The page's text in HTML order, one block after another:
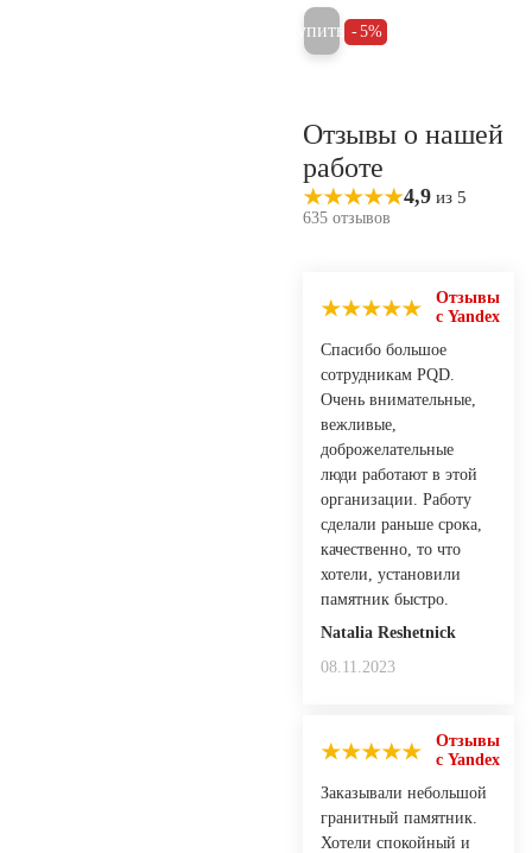
Купить 5%
Отзывы о нашей
работе
4,9 из 5
635 отзывов
Отзывы
с Yandex
Спасибо большое
сотрудникам PQD.
Очень внимательные,
вежливые,
доброжелательные
люди работают в этой
организации. Работу
сделали раньше срока,
качественно, то что
хотели, установили
памятник быстро.
Natalia Reshetnick
08.11.2023
Отзывы
с Yandex
Заказывали небольшой
гранитный памятник.
Хотели спокойный и